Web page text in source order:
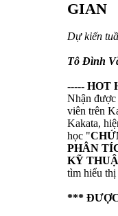
GIAN
Dự kiến
Tô Đình
----- HOT
Nhận được
viên trên
Kakata,
học "
PHÂN
KỸ
tìm hiểu thị
***